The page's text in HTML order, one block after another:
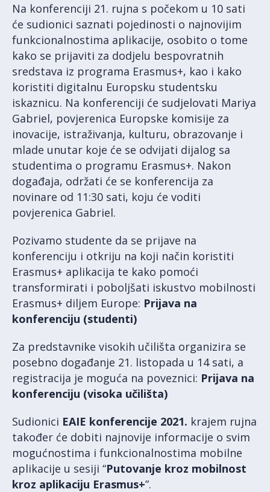
Na konferenciji 21. rujna s počekom u 10 sati
će sudionici saznati pojedinosti o najnovijim
funkcionalnostima aplikacije, osobito o tome
kako se prijaviti za dodjelu bespovratnih
sredstava iz programa Erasmus+, kao i kako
koristiti digitalnu Europsku studentsku
iskaznicu. Na konferenciji će sudjelovati Mariya
Gabriel, povjerenica Europske komisije za
inovacije, istraživanja, kulturu, obrazovanje i
mlade unutar koje će se odvijati dijalog sa
studentima o programu Erasmus+. Nakon
događaja, održati će se konferencija za
novinare od 11:30 sati, koju će voditi
povjerenica Gabriel.
Pozivamo studente da se prijave na
konferenciju i otkriju na koji način koristiti
Erasmus+ aplikacija te kako pomoći
transformirati i poboljšati iskustvo mobilnosti
Erasmus+ diljem Europe: Prijava na
konferenciju (studenti)
Za predstavnike visokih učilišta organizira se
posebno događanje 21. listopada u 14 sati, a
registracija je moguća na poveznici: Prijava na
konferenciju (visoka učilišta)
Sudionici EAIE konferencije 2021. krajem rujna
također će dobiti najnovije informacije o svim
mogućnostima i funkcionalnostima mobilne
aplikacije u sesiji “Putovanje kroz mobilnost
kroz aplikaciju Erasmus+”.